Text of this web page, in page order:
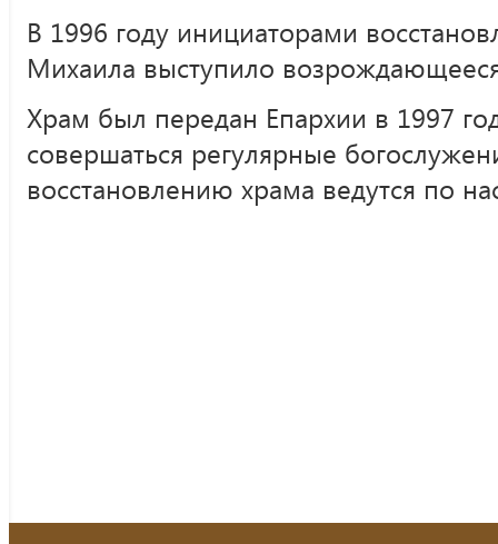
В 1996 году инициаторами
Михаила выступило
Храм был передан Епархии в 1997
совершаться регулярные
восстановлению храма ведутся по